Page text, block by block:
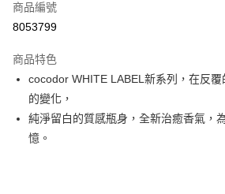
信用卡一次付款
Apple Pay
街口支付
悠遊付
商品編號
8053799
商品特色
cocodor WHITE LABEL新系列，在反
的變化，
純淨留白的質感瓶身，全新治癒香氣，
憶。